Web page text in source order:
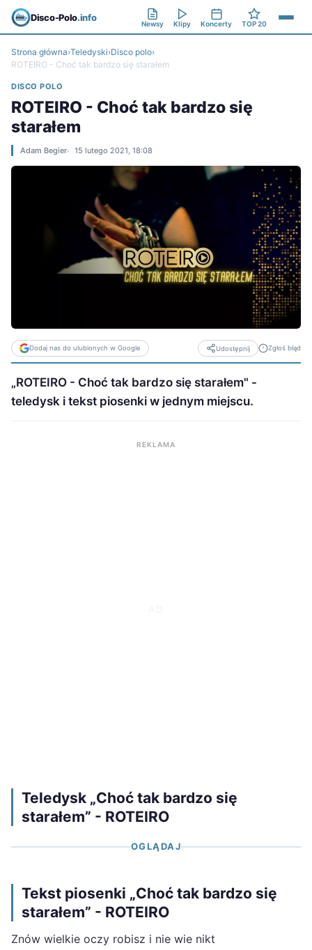
Disco-Polo.info
Newsy Klipy Koncerty TOP 20
Strona główna›Teledyski›Disco polo›
ROTEIRO - Choć tak bardzo się starałem
DISCO POLO
ROTEIRO - Choć tak bardzo się
starałem
Adam Begier 15 lutego 2021, 18:08
Dodaj nas do ulubionych w Google Udostępnij Zgłoś błąd
„ROTEIRO - Choć tak bardzo się starałem" -
teledysk i tekst piosenki w jednym miejscu.
REKLAMA
Teledysk „Choć tak bardzo się
starałem” - ROTEIRO
OGLĄDAJ
Tekst piosenki „Choć tak bardzo się
starałem” - ROTEIRO
Znów wielkie oczy robisz i nie wie nikt